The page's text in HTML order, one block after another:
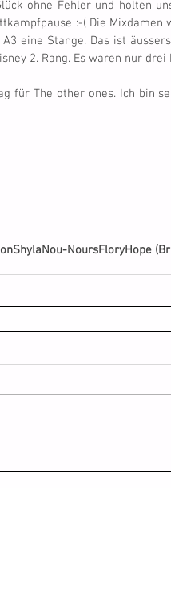
ohne Fehler und holten
:-( Die
eine Stange. Das ist
2. Rang. Es waren nur
für The other ones. Ich bin
ShylaNou-NoursFloryHope